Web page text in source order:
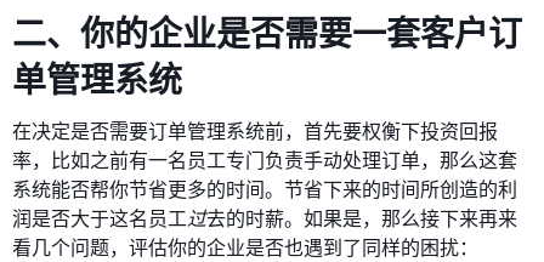
二、你的企业是否需要一套客户订
单管理系统
在决定是否需要订单管理系统前，首先要权衡下投资回报
率，比如之前有一名员工专门负责手动处理订单，那么这套
系统能否帮你节省更多的时间。节省下来的时间所创造的利
润是否大于这名员工过去的时薪。如果是，那么接下来再来
看几个问题，评估你的企业是否也遇到了同样的困扰：